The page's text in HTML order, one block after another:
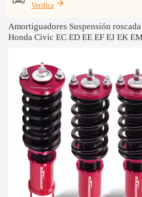
Verifica
Amortiguadores Suspensión
Honda Civic EC ED EE EF EJ EK